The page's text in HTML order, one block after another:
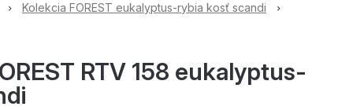
Kolekcia FOREST eukalyptus-rybia kosť scandi
RTV 158 eukalyptus-